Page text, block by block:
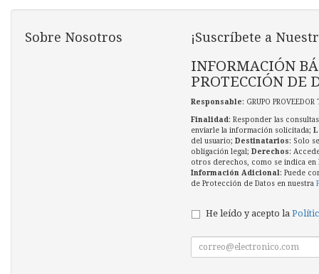
Sobre Nosotros ¡Suscríbete a
INFORMACIÓN
PROTECCIÓN DE
Responsable: GRUPO
Finalidad : Responder las
enviarle la información solicitada;
del usuario; Destinatarios: Solo
obligación legal; Derechos:
otros derechos, como se indica en
Información Adicional : Puede
de Protección de Datos en nuestra
He leído y acepto la